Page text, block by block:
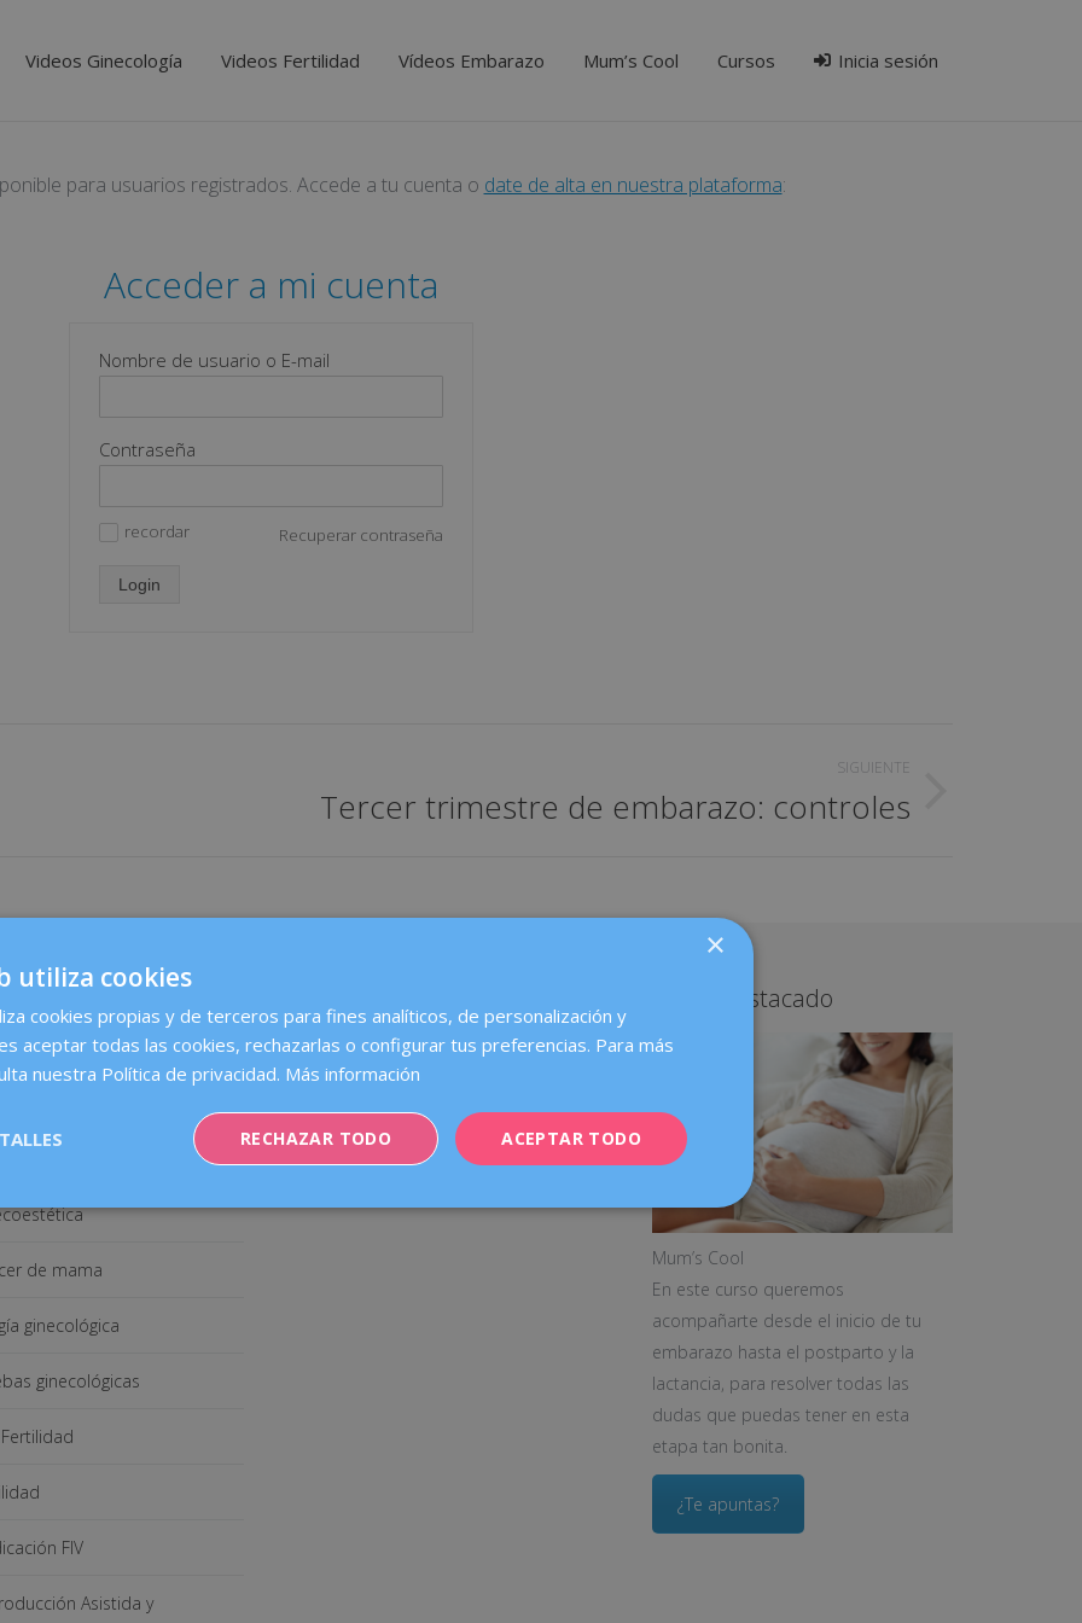
Videos Ginecología Videos Fertilidad Vídeos Embarazo Mum’s Cool Cursos Inicia sesión
para usuarios registrados. Accede a tu cuenta o date de alta en nuestra plataforma:
Acceder a mi cuenta
Nombre de usuario o E-mail
Contraseña
recordar Recuperar contraseña
Login
SIGUIENTE
Proyecto
Tercer trimestre de embarazo: controles
de mama
ginecológica
ginecológicas
FIV
Asistida y
Dexeus Mujer
Para cualquier consulta o pregunta,
no dudes en ponerte en contacto con
nosotros:
Curso destacado
Mum’s Cool
En este curso queremos
acompañarte desde el inicio de tu
embarazo hasta el postparto y la
lactancia, para resolver todas las
dudas que puedas tener en esta
etapa tan bonita.
¿Te apuntas?
×
utiliza cookies
cookies propias y de terceros para fines analíticos, de personalización y
aceptar todas las cookies, rechazarlas o configurar tus preferencias. Para más
nuestra Política de privacidad. Más información
ACEPTAR TODO
RECHAZAR TODO